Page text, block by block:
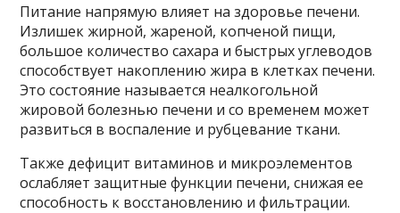
Питание напрямую влияет на здоровье печени.
Излишек жирной, жареной, копченой пищи,
большое количество сахара и быстрых углеводов
способствует накоплению жира в клетках печени.
Это состояние называется неалкогольной
жировой болезнью печени и со временем может
развиться в воспаление и рубцевание ткани.
Также дефицит витаминов и микроэлементов
ослабляет защитные функции печени, снижая ее
способность к восстановлению и фильтрации.